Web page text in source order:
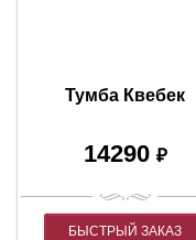
Тумба Квебек
14290 ₽
БЫСТРЫЙ ЗАКАЗ